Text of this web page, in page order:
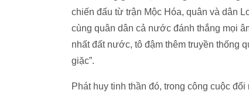
chiến đấu từ trận Mộc Hóa, quân và dân
cùng quân dân cả nước đánh thắng mọi
nhất đất nước, tô đậm thêm truyền thống
giặc”.
Phát huy tinh thần đó, trong công cuộc